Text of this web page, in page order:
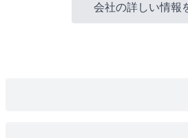
会社の詳しい情報